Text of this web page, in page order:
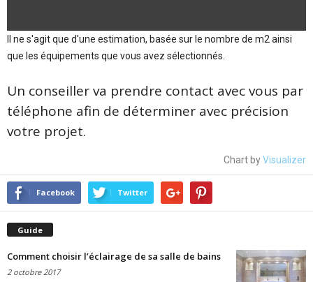
Il ne s'agit que d'une estimation, basée sur le nombre de m2 ainsi
que les équipements que vous avez sélectionnés.
Un conseiller va prendre contact avec vous par
téléphone afin de déterminer avec précision
votre projet.
Chart byVisualizer
Facebook Twitter
Guide
Comment choisir l’éclairage de sa salle de bains
2 octobre 2017